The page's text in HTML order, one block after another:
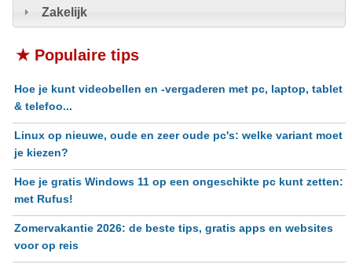
Zakelijk
★ Populaire tips
Hoe je kunt videobellen en -vergaderen met pc, laptop, tablet
& telefoo...
Linux op nieuwe, oude en zeer oude pc's: welke variant moet
je kiezen?
Hoe je gratis Windows 11 op een ongeschikte pc kunt zetten:
met Rufus!
Zomervakantie 2026: de beste tips, gratis apps en websites
voor op reis